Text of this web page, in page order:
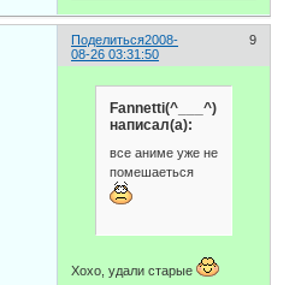
Поделиться 9
2008-
08-26 03:31:50
Fannetti(^___^)
написал(а):
все аниме уже не
помешаеться
Хохо, удали старые